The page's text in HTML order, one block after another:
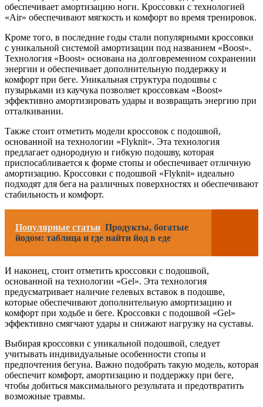
обеспечивает амортизацию ноги. Кроссовки с технологией
«Air» обеспечивают мягкость и комфорт во время тренировок.
Кроме того, в последние годы стали популярными кроссовки
с уникальной системой амортизации под названием «Boost».
Технология «Boost» основана на долговременном сохранении
энергии и обеспечивает дополнительную поддержку и
комфорт при беге. Уникальная структура подошвы с
пузырьками из каучука позволяет кроссовкам «Boost»
эффективно амортизировать удары и возвращать энергию при
отталкивании.
Также стоит отметить модели кроссовок с подошвой,
основанной на технологии «Flyknit». Эта технология
предлагает однородную и гибкую подошву, которая
приспосабливается к форме стопы и обеспечивает отличную
амортизацию. Кроссовки с подошвой «Flyknit» идеально
подходят для бега на различных поверхностях и обеспечивают
стабильность и комфорт.
Популярные статьи Продукты, богатые
йодом: таблица и где найти йод в еде
И наконец, стоит отметить кроссовки с подошвой,
основанной на технологии «Gel». Эта технология
предусматривает наличие гелевых вставок в подошве,
которые обеспечивают дополнительную амортизацию и
комфорт при ходьбе и беге. Кроссовки с подошвой «Gel»
эффективно смягчают удары и снижают нагрузку на суставы.
Выбирая кроссовки с уникальной подошвой, следует
учитывать индивидуальные особенности стопы и
предпочтения бегуна. Важно подобрать такую модель, которая
обеспечит комфорт, амортизацию и поддержку при беге,
чтобы добиться максимального результата и предотвратить
возможные травмы.